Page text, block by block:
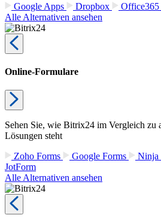
Google Apps
Dropbox Office365
Alle Alternativen ansehen
Online-Formulare
Sehen Sie, wie Bitrix24 im Vergleich zu
Lösungen steht
Zoho Forms
Google Forms Ninja
JotForm
Alle Alternativen ansehen